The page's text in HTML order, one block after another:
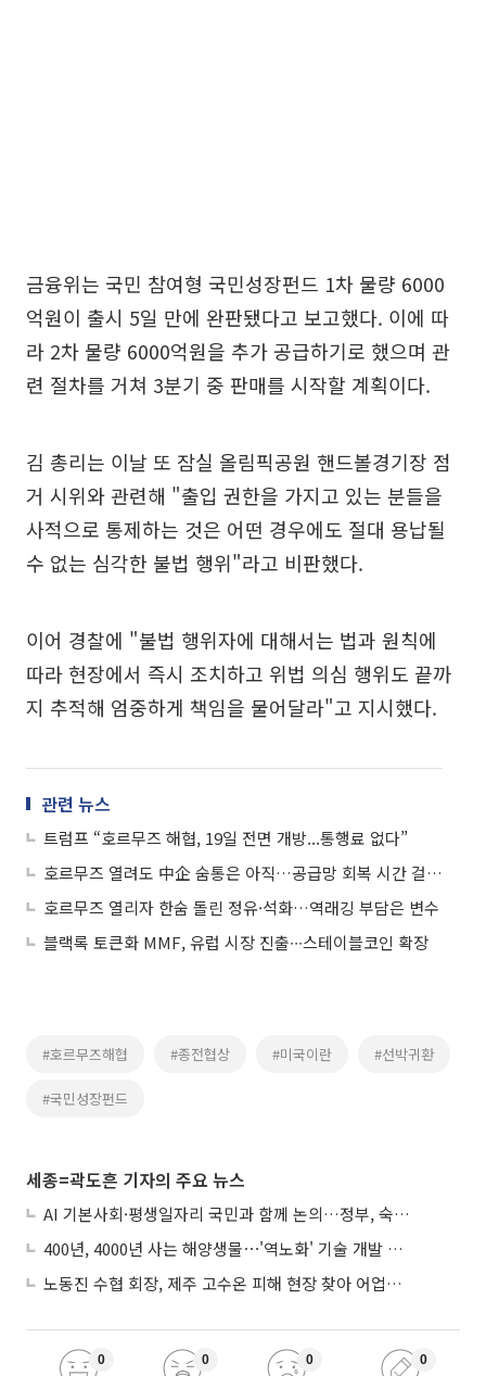
금융위는 국민 참여형 국민성장펀드 1차 물량 6000
억원이 출시 5일 만에 완판됐다고 보고했다. 이에 따
라 2차 물량 6000억원을 추가 공급하기로 했으며 관
련 절차를 거쳐 3분기 중 판매를 시작할 계획이다.
김 총리는 이날 또 잠실 올림픽공원 핸드볼경기장 점
거 시위와 관련해 "출입 권한을 가지고 있는 분들을
사적으로 통제하는 것은 어떤 경우에도 절대 용납될
수 없는 심각한 불법 행위"라고 비판했다.
이어 경찰에 "불법 행위자에 대해서는 법과 원칙에
따라 현장에서 즉시 조치하고 위법 의심 행위도 끝까
지 추적해 엄중하게 책임을 물어달라"고 지시했다.
관련 뉴스
트럼프 “호르무즈 해협, 19일 전면 개방...통행료 없다”
호르무즈 열려도 中企 숨통은 아직…공급망 회복 시간 걸릴 듯
호르무즈 열리자 한숨 돌린 정유·석화…역래깅 부담은 변수
블랙록 토큰화 MMF, 유럽 시장 진출∙∙∙스테이블코인 확장
#호르무즈해협 #종전협상 #미국이란 #선박귀환
#국민성장펀드
세종=곽도흔 기자의 주요 뉴스
AI 기본사회·평생일자리 국민과 함께 논의…정부, 숙의공론화 착수
400년, 4000년 사는 해양생물⋯'역노화' 기술 개발 추진
노동진 수협 회장, 제주 고수온 피해 현장 찾아 어업인 지원 점검
0 0 0 0